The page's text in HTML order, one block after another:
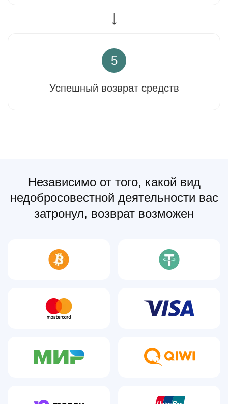
5
Успешный возврат средств
Независимо от того, какой вид
недобросовестной деятельности вас
затронул, возврат возможен